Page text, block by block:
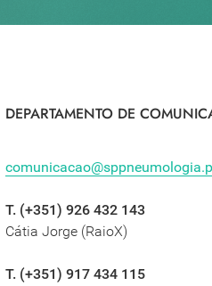
DEPARTAMENTO DE
T. (+351) 926 432 143
Cátia Jorge (RaioX)
T. (+351) 917 434 115